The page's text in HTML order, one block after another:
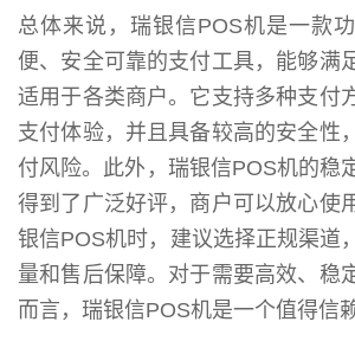
总体来说，瑞银信POS机是一款
便、安全可靠的支付工具，能够满
适用于各类商户。它支持多种支付
支付体验，并且具备较高的安全性
付风险。此外，瑞银信POS机的稳
得到了广泛好评，商户可以放心使
银信POS机时，建议选择正规渠道
量和售后保障。对于需要高效、稳
而言，瑞银信POS机是一个值得信